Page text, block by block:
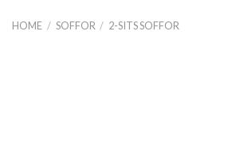
HOME / SOFFOR / 2-SITS SOFFOR